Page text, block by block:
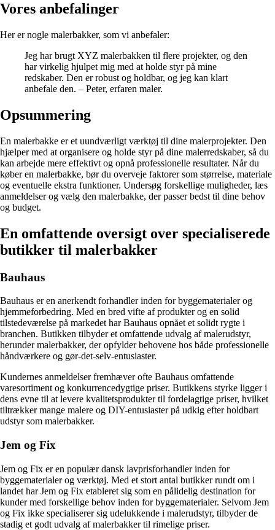
Vores anbefalinger
Her er nogle malerbakker, som vi anbefaler:
Jeg har brugt XYZ malerbakken til flere projekter, og den
har virkelig hjulpet mig med at holde styr på mine
redskaber. Den er robust og holdbar, og jeg kan klart
anbefale den. – Peter, erfaren maler.
Opsummering
En malerbakke er et uundværligt værktøj til dine malerprojekter. Den
hjælper med at organisere og holde styr på dine malerredskaber, så du
kan arbejde mere effektivt og opnå professionelle resultater. Når du
køber en malerbakke, bør du overveje faktorer som størrelse, materiale
og eventuelle ekstra funktioner. Undersøg forskellige muligheder, læs
anmeldelser og vælg den malerbakke, der passer bedst til dine behov
og budget.
En omfattende oversigt over specialiserede
butikker til malerbakker
Bauhaus
Bauhaus er en anerkendt forhandler inden for byggematerialer og
hjemmeforbedring. Med en bred vifte af produkter og en solid
tilstedeværelse på markedet har Bauhaus opnået et solidt rygte i
branchen. Butikken tilbyder et omfattende udvalg af malerudstyr,
herunder malerbakker, der opfylder behovene hos både professionelle
håndværkere og gør-det-selv-entusiaster.
Kundernes anmeldelser fremhæver ofte Bauhaus omfattende
varesortiment og konkurrencedygtige priser. Butikkens styrke ligger i
dens evne til at levere kvalitetsprodukter til fordelagtige priser, hvilket
tiltrækker mange malere og DIY-entusiaster på udkig efter holdbart
udstyr som malerbakker.
Jem og Fix
Jem og Fix er en populær dansk lavprisforhandler inden for
byggematerialer og værktøj. Med et stort antal butikker rundt om i
landet har Jem og Fix etableret sig som en pålidelig destination for
kunder med forskellige behov inden for byggematerialer. Selvom Jem
og Fix ikke specialiserer sig udelukkende i malerudstyr, tilbyder de
stadig et godt udvalg af malerbakker til rimelige priser.